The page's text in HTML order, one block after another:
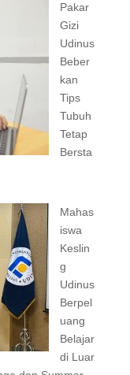
Pakar
Gizi
Udinus
Beber
kan
Tips
Tubuh
Tetap
Bersta
Mahas
iswa
Keslin
g
Udinus
Berpel
uang
Belajar
di Luar